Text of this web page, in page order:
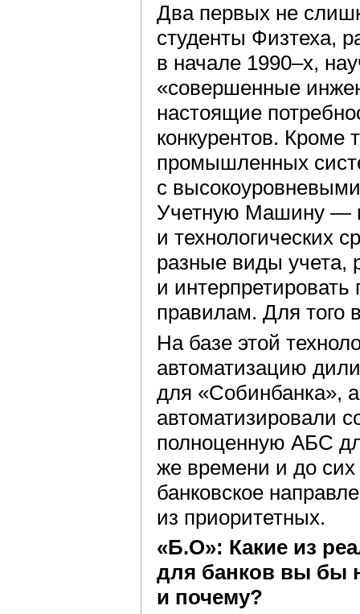
Два первых не
студенты Физтеха,
в начале 1990–х,
«совершенные
настоящие
конкурентов. Кроме
промышленных
с
Учетную Машину —
и технологических
разные виды учета,
и
правилам. Для того
На базе этой
автоматизацию
для «Собинбанка»,
автоматизировали
полноценную АБС
же времени и до
банковское
из приоритетных.
«Б.О»: Какие из
для банков вы бы
и почему?